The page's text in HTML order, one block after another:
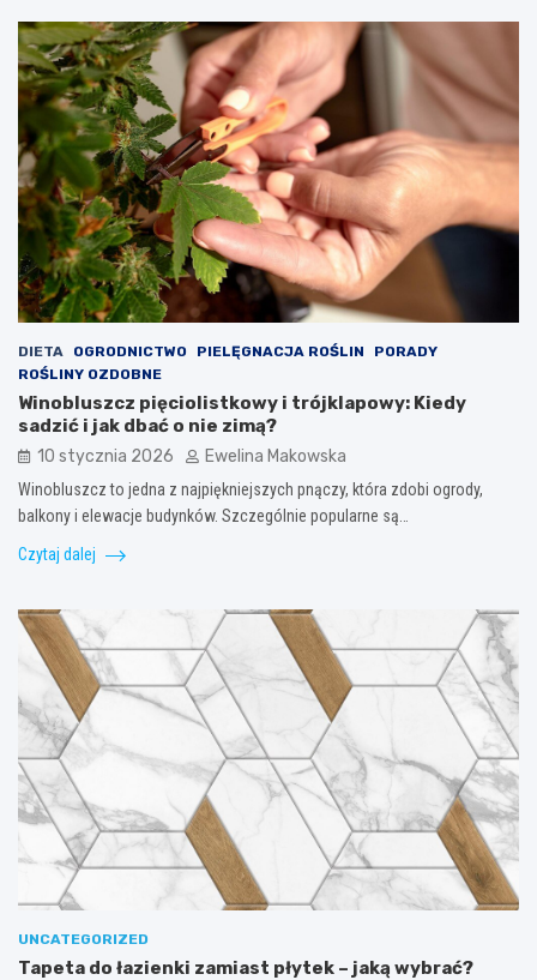
DIETA OGRODNICTWO PIELĘGNACJA ROŚLIN
PORADY
ROŚLINY OZDOBNE
Winobluszcz pięciolistkowy i trójklapowy: Kiedy
sadzić i jak dbać o nie zimą?
10 stycznia 2026 Ewelina Makowska
Winobluszcz to jedna z najpiękniejszych pnączy, która zdobi ogrody,
balkony i elewacje budynków. Szczególnie popularne są…
Czytaj dalej
UNCATEGORIZED
Tapeta do łazienki zamiast płytek – jaką wybrać?